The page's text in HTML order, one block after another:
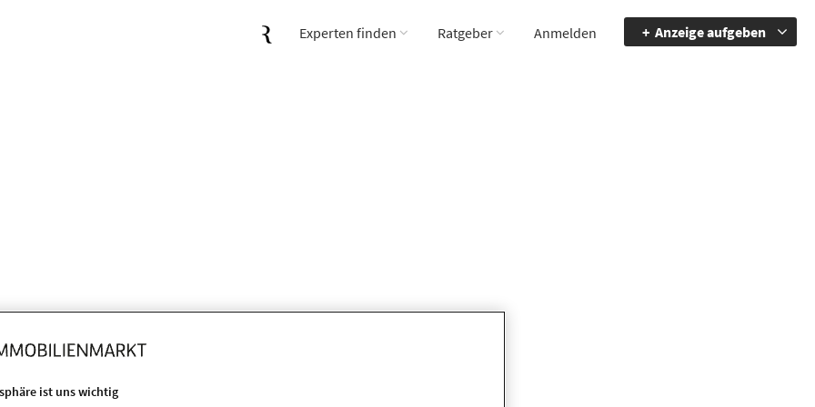
Experten finden Ratgeber Anmelden Anzeige aufgeben
und mehreren Optionen!
ist uns wichtig